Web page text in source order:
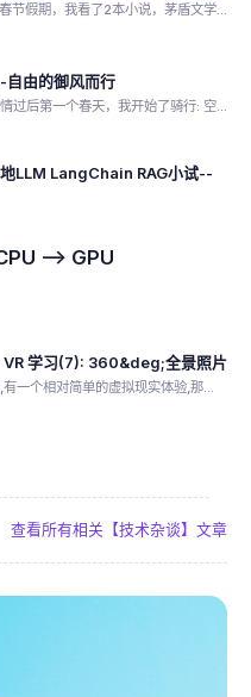
节假期，我看了2本小说，茅盾文学...
自由的御风而行
过后第一个春天，我开始了骑行: 空...
LLM LangChain RAG小试--
--> GPU
学习(7): 360&deg;全景照片
一个相对简单的虚拟现实体验,那...
查看所有相关【技术杂谈】文章